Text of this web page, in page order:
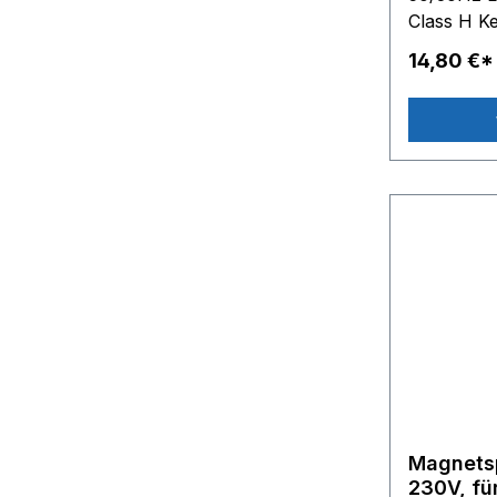
DG8870
DG8960 -
Class H
10,2 mm
14,80 €*
230V,